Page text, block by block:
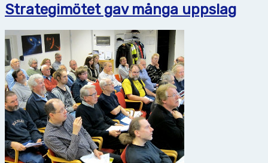
Strategimötet gav många uppslag